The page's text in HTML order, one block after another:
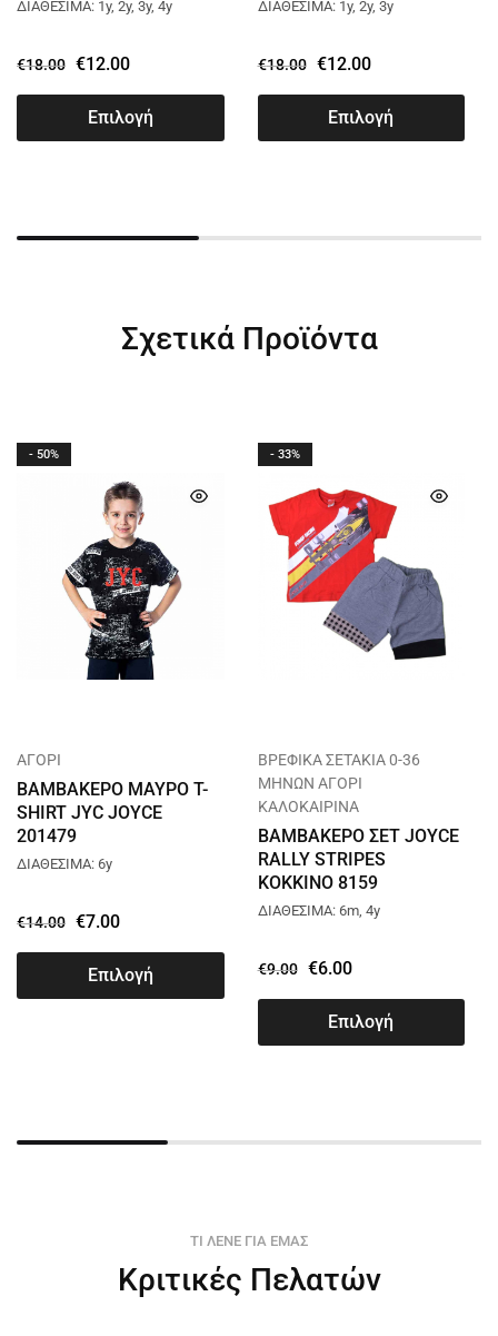
ΔΙΑΘΕΣΙΜΑ: 1y, 2y, 3y, 4y
€18.00 €12.00
Επιλογή
ΔΙΑΘΕΣΙΜΑ: 1y, 2y, 3y
€18.00 €12.00
Επιλογή
Σχετικά Προϊόντα
- 50%
ΑΓΟΡΙ
ΒΑΜΒΑΚΕΡΟ ΜΑΥΡΟ T-
SHIRT JYC JOYCE
201479
ΔΙΑΘΕΣΙΜΑ: 6y
€14.00 €7.00
Επιλογή
- 33%
ΒΡΕΦΙΚΑ ΣΕΤΑΚΙΑ 0-36
ΜΗΝΩΝ ΑΓΟΡΙ
ΚΑΛΟΚΑΙΡΙΝΑ
ΒΑΜΒΑΚΕΡΟ ΣΕΤ JOYCE
RALLY STRIPES
ΚΟΚΚΙΝΟ 8159
ΔΙΑΘΕΣΙΜΑ: 6m, 4y
€9.00 €6.00
Επιλογή
ΤΙ ΛΕΝΕ ΓΙΑ ΕΜΑΣ
Κριτικές Πελατών